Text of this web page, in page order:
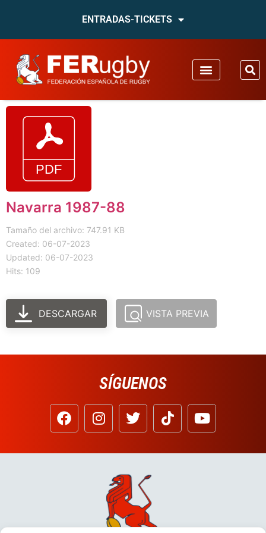
ENTRADAS-TICKETS
Navarra 1987-88
Tamaño del archivo: 747.91 KB
Created: 06-07-2023
Updated: 06-07-2023
Hits: 109
DESCARGAR VISTA PREVIA
SÍGUENOS